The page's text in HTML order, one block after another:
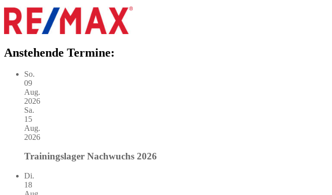
Anstehende Termine:
So.
09
Aug.
2026
Sa.
15
Aug.
2026
Trainingslager Nachwuchs 2026
Di.
18